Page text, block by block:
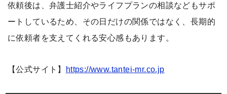
依頼後は、弁護士紹介やライフプランの相談などもサポ
ートしているため、その日だけの関係ではなく、長期的
に依頼者を支えてくれる安心感もあります。
【公式サイト】 https://www.tantei-mr.co.jp